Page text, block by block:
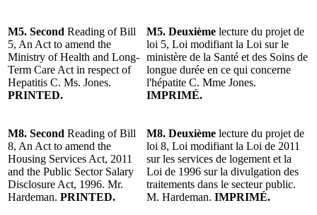
M5. Second Reading of Bill
5, An Act to amend the
Ministry of Health and Long-
Term Care Act in respect of
Hepatitis C. Ms. Jones.
PRINTED.
M5. Deuxième lecture du projet de
loi 5, Loi modifiant la Loi sur le
ministère de la Santé et des Soins de
longue durée en ce qui concerne
l'hépatite C. Mme Jones.
IMPRIMÉ.
M8. Second Reading of Bill
8, An Act to amend the
Housing Services Act, 2011
and the Public Sector Salary
Disclosure Act, 1996. Mr.
Hardeman. PRINTED.
M8. Deuxième lecture du projet de
loi 8, Loi modifiant la Loi de 2011
sur les services de logement et la
Loi de 1996 sur la divulgation des
traitements dans le secteur public.
M. Hardeman. IMPRIMÉ.